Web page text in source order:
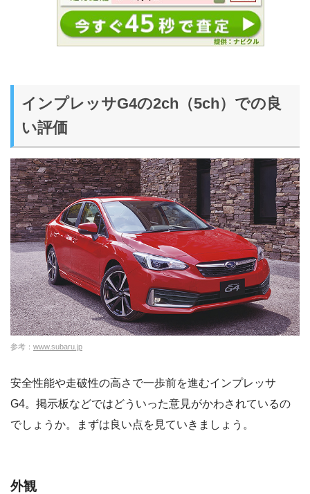
インプレッサG4の2ch（5ch）での良
い評価
参考： www.subaru.jp
安全性能や走破性の高さで一歩前を進むインプレッサ
G4。掲示板などではどういった意見がかわされているの
でしょうか。まずは良い点を見ていきましょう。
外観